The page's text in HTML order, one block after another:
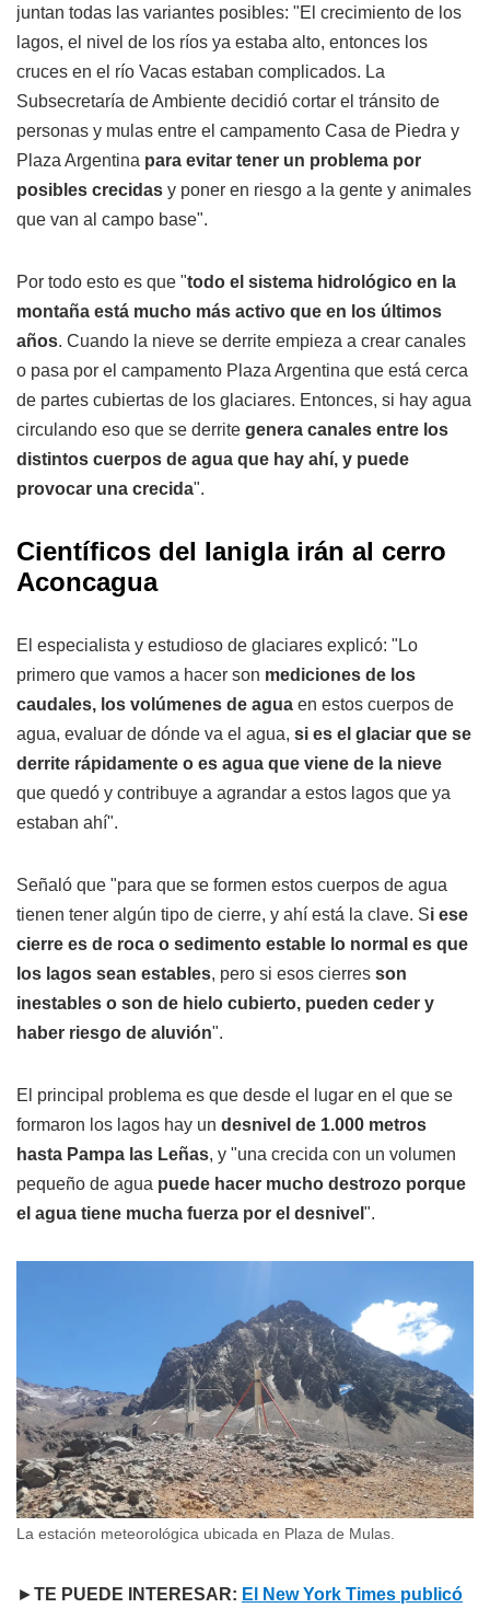
juntan todas las variantes posibles: "El crecimiento de los
lagos, el nivel de los ríos ya estaba alto, entonces los
cruces en el río Vacas estaban complicados. La
Subsecretaría de Ambiente decidió cortar el tránsito de
personas y mulas entre el campamento Casa de Piedra y
Plaza Argentina para evitar tener un problema por
posibles crecidas y poner en riesgo a la gente y animales
que van al campo base".
Por todo esto es que "todo el sistema hidrológico en la
montaña está mucho más activo que en los últimos
años. Cuando la nieve se derrite empieza a crear canales
o pasa por el campamento Plaza Argentina que está cerca
de partes cubiertas de los glaciares. Entonces, si hay agua
circulando eso que se derrite genera canales entre los
distintos cuerpos de agua que hay ahí, y puede
provocar una crecida".
Científicos del Ianigla irán al cerro
Aconcagua
El especialista y estudioso de glaciares explicó: "Lo
primero que vamos a hacer son mediciones de los
caudales, los volúmenes de agua en estos cuerpos de
agua, evaluar de dónde va el agua, si es el glaciar que se
derrite rápidamente o es agua que viene de la nieve
que quedó y contribuye a agrandar a estos lagos que ya
estaban ahí".
Señaló que "para que se formen estos cuerpos de agua
tienen tener algún tipo de cierre, y ahí está la clave. Si ese
cierre es de roca o sedimento estable lo normal es que
los lagos sean estables, pero si esos cierres son
inestables o son de hielo cubierto, pueden ceder y
haber riesgo de aluvión".
El principal problema es que desde el lugar en el que se
formaron los lagos hay un desnivel de 1.000 metros
hasta Pampa las Leñas, y "una crecida con un volumen
pequeño de agua puede hacer mucho destrozo porque
el agua tiene mucha fuerza por el desnivel ".
La estación meteorológica ubicada en Plaza de Mulas.
►TE PUEDE INTERESAR: El New York Times publicó